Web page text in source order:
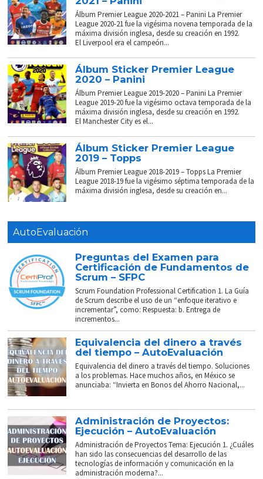
Álbum Premier League 2020-2021 – Panini La Premier
League 2020-21 fue la vigésima novena temporada de la
máxima división inglesa, desde su creación en 1992.
El Liverpool era el campeón...
Álbum Sticker Premier League
2020 – Panini
Álbum Premier League 2019-2020 – Panini La Premier
League 2019-20 fue la vigésimo octava temporada de la
máxima división inglesa, desde su creación en 1992.
El Manchester City es el...
Álbum Sticker Premier League
2019 – Topps
Álbum Premier League 2018-2019 – Topps La Premier
League 2018-19 fue la vigésimo séptima temporada de la
máxima división inglesa, desde su creación en...
AutoEvaluación
Preguntas del Examen para
Certificación de Fundamentos de
Scrum – SFPC
Scrum Foundation Professional Certification 1. La Guía
de Scrum describe el uso de un “enfoque iterativo e
incrementar”, como: Respuesta: b. Entrega de
incrementos...
Equivalencia del dinero a través
del tiempo – AutoEvaluación
Equivalencia del dinero a través del tiempo. Soluciones
a los problemas. Hace muchos años, en México se
anunciaba: “Invierta en Bonos del Ahorro Nacional,...
Administración de Proyectos:
Ejecución – AutoEvaluación
Administración de Proyectos Tema: Ejecución 1. ¿Cuáles
han sido las consecuencias del desarrollo de las
tecnologías de información y comunicación en la
administración moderna?...